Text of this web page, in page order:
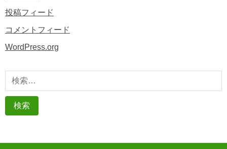
投稿フィード
コメントフィード
WordPress.org
検
索: